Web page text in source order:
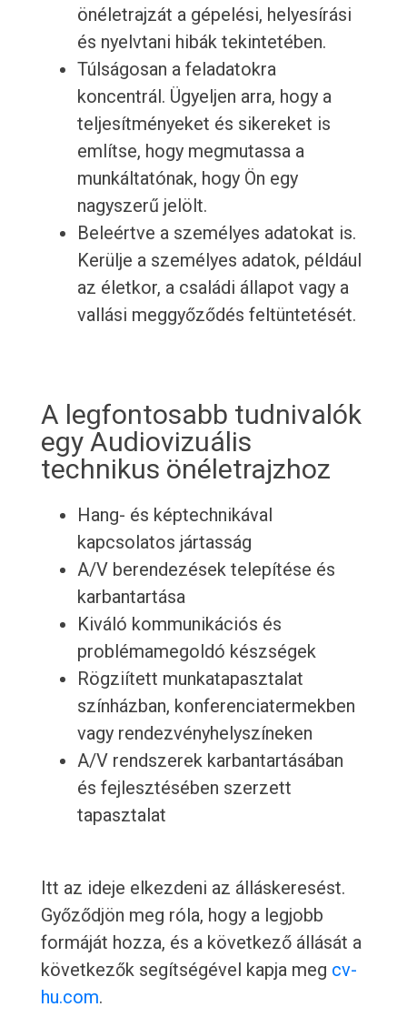
önéletrajzát a gépelési, helyesírási
és nyelvtani hibák tekintetében.
Túlságosan a feladatokra
koncentrál. Ügyeljen arra, hogy a
teljesítményeket és sikereket is
említse, hogy megmutassa a
munkáltatónak, hogy Ön egy
nagyszerű jelölt.
Beleértve a személyes adatokat is.
Kerülje a személyes adatok, például
az életkor, a családi állapot vagy a
vallási meggyőződés feltüntetését.
A legfontosabb tudnivalók
egy Audiovizuális
technikus önéletrajzhoz
Hang- és képtechnikával
kapcsolatos jártasság
A/V berendezések telepítése és
karbantartása
Kiváló kommunikációs és
problémamegoldó készségek
Rögziített munkatapasztalat
színházban, konferenciatermekben
vagy rendezvényhelyszíneken
A/V rendszerek karbantartásában
és fejlesztésében szerzett
tapasztalat
Itt az ideje elkezdeni az álláskeresést.
Győződjön meg róla, hogy a legjobb
formáját hozza, és a következő állását a
következők segítségével kapja meg cv-
hu.com.